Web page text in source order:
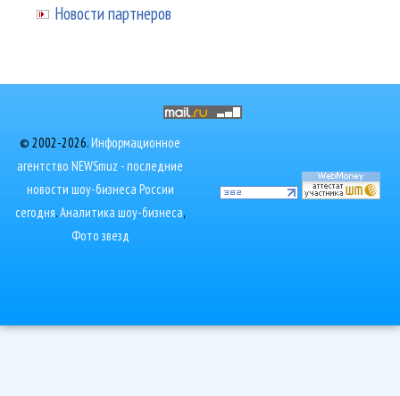
Новости партнеров
© 2002-2026.Информационное
агентство NEWSmuz - последние
новости шоу-бизнеса России
сегодня.Аналитика шоу-бизнеса,
Фото звезд